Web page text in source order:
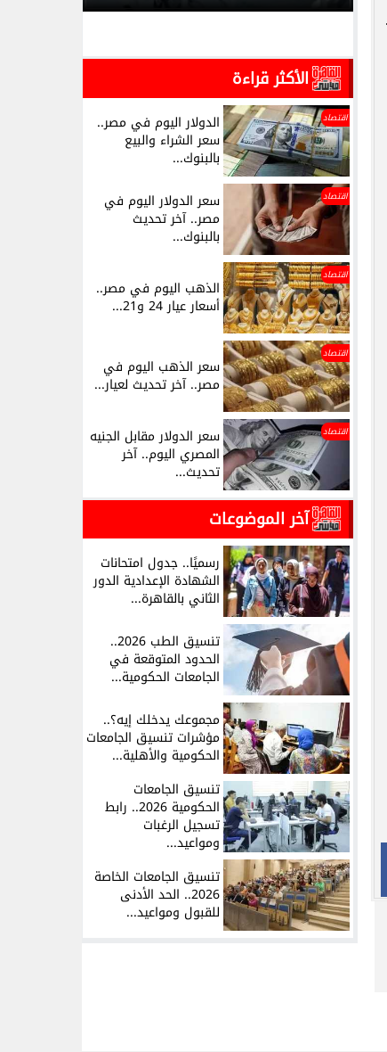
الأكثر قراءة
اقتصاد الدولار اليوم في مصر..
سعر الشراء والبيع
بالبنوك...
اقتصاد سعر الدولار اليوم في
مصر.. آخر تحديث
بالبنوك...
اقتصاد
الذهب اليوم في مصر..
أسعار عيار 24 و21...
اقتصاد
سعر الذهب اليوم في
مصر.. آخر تحديث لعيار...
اقتصاد سعر الدولار مقابل الجنيه
المصري اليوم.. آخر
تحديث...
آخر الموضوعات
رسميًا.. جدول امتحانات
الشهادة الإعدادية الدور
الثاني بالقاهرة...
تنسيق الطب 2026..
الحدود المتوقعة في
الجامعات الحكومية...
مجموعك يدخلك إيه؟..
مؤشرات تنسيق الجامعات
الحكومية والأهلية...
تنسيق الجامعات
الحكومية 2026.. رابط
تسجيل الرغبات
ومواعيد...
تنسيق الجامعات الخاصة
2026.. الحد الأدنى
للقبول ومواعيد...